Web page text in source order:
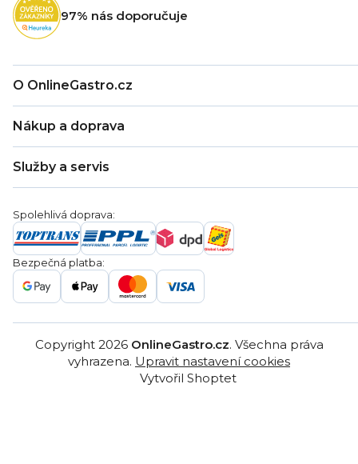
97% nás doporučuje
O OnlineGastro.cz
Kontakty
Věrnostní program
Blog
Nákup a doprava
Záruka
Ochrana osobních údajů
Reklamační řády
Služby a servis
Servis a reklamace
Poptávka
Gastro projekty
Značky
Gastro velkoobchod
Spolehlivá doprava:
Bezpečná platba:
Vytvořil Shoptet
Copyright 2026 OnlineGastro.cz. Všechna práva
vyhrazena. Upravit nastavení cookies